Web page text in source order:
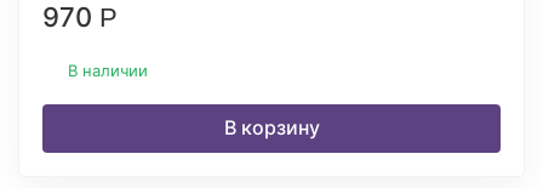
970 Р
В наличии
В корзину